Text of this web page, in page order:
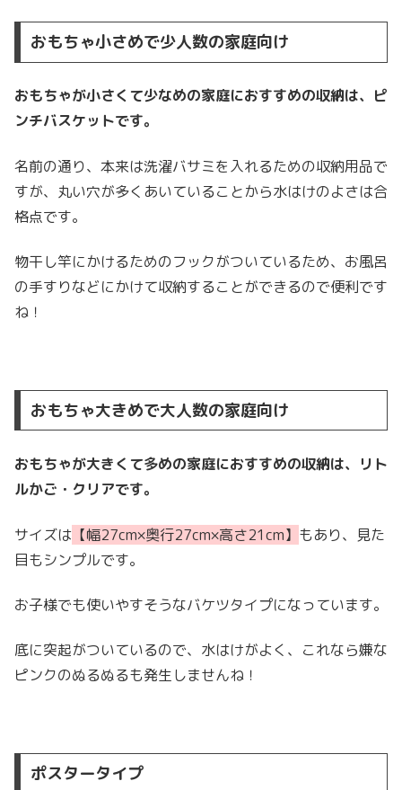
おもちゃ小さめで少人数の家庭向け
おもちゃが小さくて少なめの家庭におすすめの収納は、 ピ
ンチバスケットです。
名前の通り、本来は洗濯バサミを入れるための収納用品で
すが、丸い穴が多くあいていることから水はけのよさは合
格点です。
物干し竿にかけるためのフックがついているため、お風呂
の手すりなどにかけて収納することができるので便利です
ね！
おもちゃ大きめで大人数の家庭向け
おもちゃが大きくて多めの家庭におすすめの収納は、リト
ルかご・クリアです。
サイズは 【幅27cm×奥行27cm×高さ21cm】 もあり、見た
目もシンプルです。
お子様でも使いやすそうなバケツタイプになっています。
底に突起がついているので、水はけがよく、これなら嫌な
ピンクのぬるぬるも発生しませんね！
ポスタータイプ